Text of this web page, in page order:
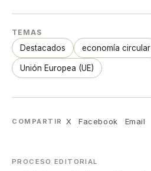
TEMAS
Destacados economía circular
Unión Europea (UE)
COMPARTIR X Facebook Email
PROCESO EDITORIAL